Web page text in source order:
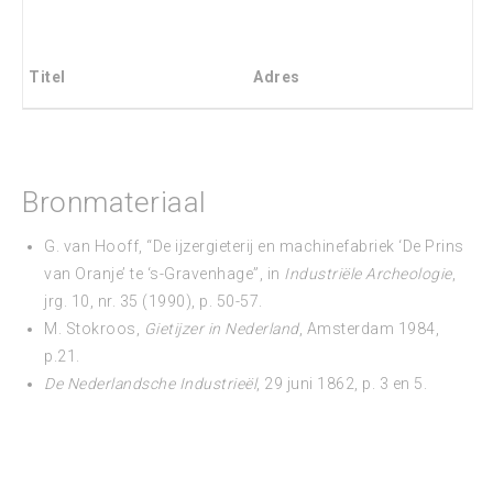
Titel Adres
Bronmateriaal
G. van Hooff, “De ijzergieterij en machinefabriek ‘De Prins
van Oranje’ te ‘s-Gravenhage”, in Industriële Archeologie,
jrg. 10, nr. 35 (1990), p. 50-57.
M. Stokroos, Gietijzer in Nederland, Amsterdam 1984,
p.21.
De Nederlandsche Industrieël, 29 juni 1862, p. 3 en 5.